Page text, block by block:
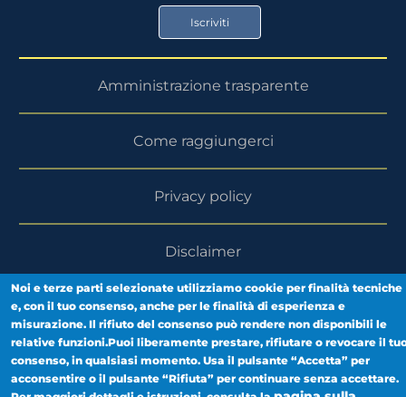
Store
Iscriviti
Amministrazione trasparente
Come raggiungerci
Privacy policy
Disclaimer
Area riservata
Noi e terze parti selezionate utilizziamo cookie per finalità tecniche
e, con il tuo consenso, anche per le finalità di esperienza e
misurazione. Il rifiuto del consenso può rendere non disponibili le
relative funzioni.Puoi liberamente prestare, rifiutare o revocare il
consenso, in qualsiasi momento. Usa il pulsante “Accetta” per
acconsentire o il pulsante “Rifiuta” per continuare senza accettare.